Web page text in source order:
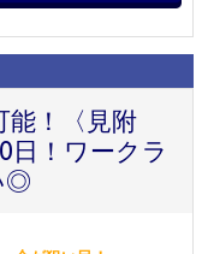
能！〈見附
！ワークラ
◎